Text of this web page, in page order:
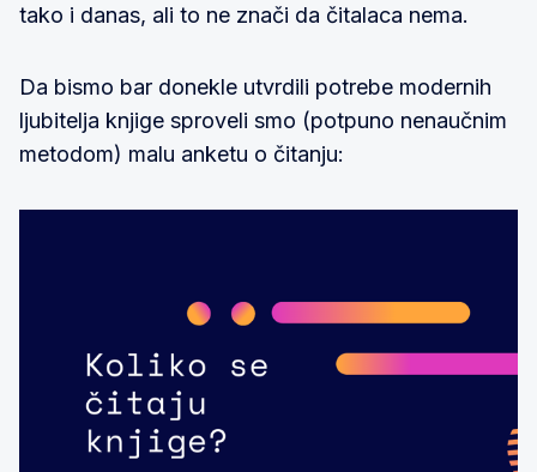
tako i danas, ali to ne znači da čitalaca nema.
Da bismo bar donekle utvrdili potrebe modernih
ljubitelja knjige sproveli smo (potpuno nenaučnim
metodom) malu anketu o čitanju: